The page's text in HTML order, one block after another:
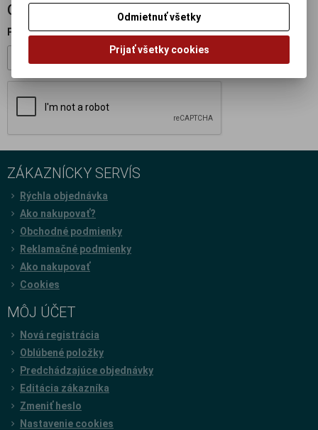
ODBER NOVINIEK
Prihláste sa k odberu noviniek
ZÁKAZNÍCKY SERVÍS
Rýchla objednávka
Ako nakupovať?
Obchodné podmienky
Reklamačné podmienky
Ako nakupovať
Cookies
MÔJ ÚČET
Nová registrácia
Oblúbené položky
Predchádzajúce objednávky
Editácia zákazníka
Zmeniť heslo
Nastavenie cookies
Odmietnuť všetky
Prijať všetky cookies